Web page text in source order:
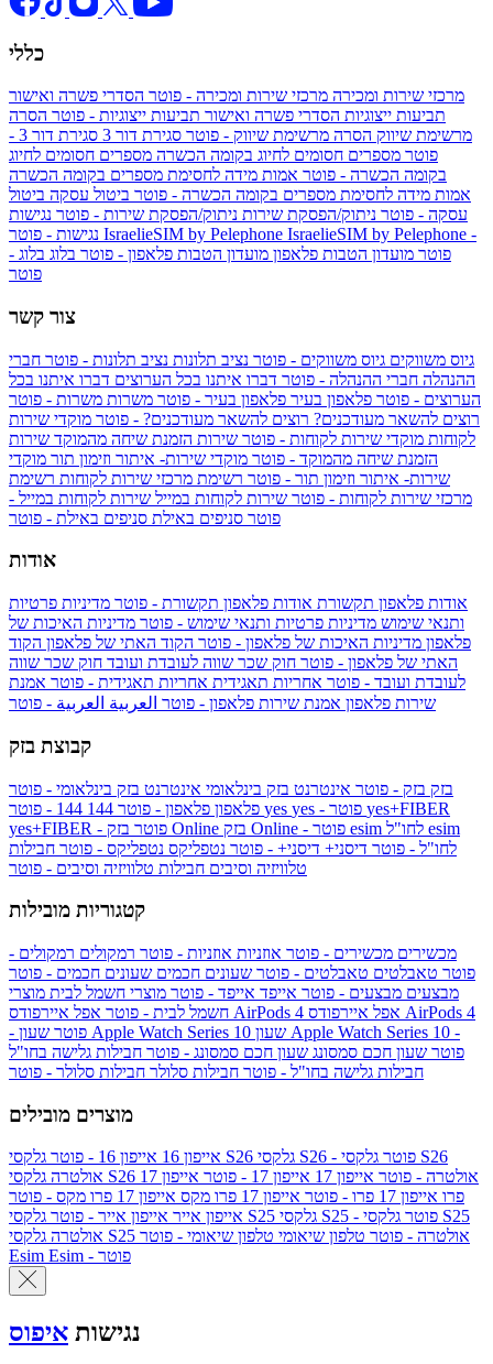
כללי
מרכזי שירות ומכירה מרכזי שירות ומכירה - פוטר הסדרי פשרה ואישור
תביעות ייצוגיות הסדרי פשרה ואישור תביעות ייצוגיות - פוטר הסרה
מרשימת שיווק הסרה מרשימת שיווק - פוטר סגירת דור 3
סגירת דור 3 -
פוטר מספרים חסומים לחיוג בקומה הכשרה מספרים חסומים לחיוג
בקומה הכשרה - פוטר אמות מידה לחסימת מספרים בקומה הכשרה
אמות מידה לחסימת מספרים בקומה הכשרה - פוטר ביטול עסקה ביטול
עסקה - פוטר ניתוק/הפסקת שירות ניתוק/הפסקת שירות - פוטר נגישות
IsraelieSIM by Pelephone IsraelieSIM by Pelephone -
פוטר מועדון הטבות פלאפון מועדון הטבות פלאפון - פוטר בלוג בלוג -
פוטר
צור קשר
גיוס משווקים גיוס משווקים - פוטר נציב תלונות נציב תלונות - פוטר חברי
ההנהלה חברי ההנהלה - פוטר דברו איתנו בכל הערוצים דברו איתנו בכל
הערוצים - פוטר פלאפון בעיר פלאפון בעיר - פוטר משרות משרות - פוטר
רוצים להשאר מעודכנים? רוצים להשאר מעודכנים? - פוטר מוקדי שירות
לקוחות מוקדי שירות לקוחות - פוטר שירות הזמנת שיחה מהמוקד שירות
הזמנת שיחה מהמוקד - פוטר מוקדי שירות- איתור וזימון תור מוקדי
שירות- איתור וזימון תור - פוטר רשימת מרכזי שירות לקוחות רשימת
מרכזי שירות לקוחות - פוטר שירות לקוחות במייל שירות לקוחות במייל -
פוטר סניפים באילת סניפים באילת - פוטר
אודות
אודות פלאפון תקשורת אודות פלאפון תקשורת - פוטר מדיניות פרטיות
ותנאי שימוש מדיניות פרטיות ותנאי שימוש - פוטר מדיניות האיכות של
פלאפון מדיניות האיכות של פלאפון - פוטר הקוד האתי של פלאפון הקוד
האתי של פלאפון - פוטר חוק שכר שווה לעובדת ועובד חוק שכר שווה
לעובדת ועובד - פוטר אחריות תאגידית אחריות תאגידית - פוטר אמנת
שירות פלאפון אמנת שירות פלאפון - פוטר العربية العربية - פוטר
קבוצת בזק
בזק בזק - פוטר אינטרנט בזק בינלאומי אינטרנט בזק בינלאומי - פוטר
פלאפון פלאפון - פוטר 144 yes
yes+FIBER
yes+FIBER - פוטר בזק Online
esim
לחו"ל - פוטר דיסני+ דיסני+ - פוטר נטפליקס נטפליקס - פוטר חבילות
טלוויזיה וסיבים חבילות טלוויזיה וסיבים - פוטר
קטגוריות מובילות
מכשירים מכשירים - פוטר אוזניות אוזניות - פוטר רמקולים רמקולים -
פוטר טאבלטים טאבלטים - פוטר שעונים חכמים שעונים חכמים - פוטר
מבצעים מבצעים - פוטר אייפד אייפד - פוטר מוצרי חשמל לבית מוצרי
חשמל לבית - פוטר אפל איירפודס AirPods 4 אפל איירפודס AirPods 4
- פוטר שעון Apple Watch Series 10 שעון Apple Watch Series 10 -
פוטר שעון חכם סמסונג שעון חכם סמסונג - פוטר חבילות גלישה בחו"ל
חבילות גלישה בחו"ל - פוטר חבילות סלולר חבילות סלולר - פוטר
מוצרים מובילים
אייפון 16 אייפון 16 - פוטר גלקסי S26 גלקסי S26 - פוטר גלקסי S26
אולטרה
גלקסי S26 אולטרה - פוטר אייפון 17 אייפון 17 - פוטר
אייפון 17
פרו אייפון 17 פרו - פוטר אייפון 17 פרו מקס
אייפון 17 פרו מקס - פוטר
אייפון אייר אייפון אייר - פוטר גלקסי S25 גלקסי S25 - פוטר גלקסי S25
אולטרה
גלקסי S25 אולטרה - פוטר טלפון שיאומי טלפון שיאומי - פוטר
Esim
Esim - פוטר
נגישות איפוס